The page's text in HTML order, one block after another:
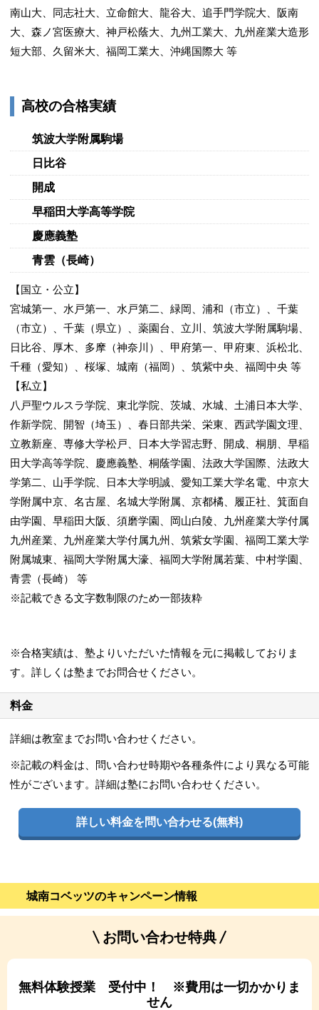
南山大、同志社大、立命館大、龍谷大、追手門学院大、阪南
大、森ノ宮医療大、神戸松蔭大、九州工業大、九州産業大造形
短大部、久留米大、福岡工業大、沖縄国際大 等
高校の合格実績
筑波大学附属駒場
日比谷
開成
早稲田大学高等学院
慶應義塾
青雲（長崎）
【国立・公立】
宮城第一、水戸第一、水戸第二、緑岡、浦和（市立）、千葉
（市立）、千葉（県立）、薬園台、立川、筑波大学附属駒場、
日比谷、厚木、多摩（神奈川）、甲府第一、甲府東、浜松北、
千種（愛知）、桜塚、城南（福岡）、筑紫中央、福岡中央 等
【私立】
八戸聖ウルスラ学院、東北学院、茨城、水城、土浦日本大学、
作新学院、開智（埼玉）、春日部共栄、栄東、西武学園文理、
立教新座、専修大学松戸、日本大学習志野、開成、桐朋、早稲
田大学高等学院、慶應義塾、桐蔭学園、法政大学国際、法政大
学第二、山手学院、日本大学明誠、愛知工業大学名電、中京大
学附属中京、名古屋、名城大学附属、京都橘、履正社、箕面自
由学園、早稲田大阪、須磨学園、岡山白陵、九州産業大学付属
九州産業、九州産業大学付属九州、筑紫女学園、福岡工業大学
附属城東、福岡大学附属大濠、福岡大学附属若葉、中村学園、
青雲（長崎） 等
※記載できる文字数制限のため一部抜粋
※合格実績は、塾よりいただいた情報を元に掲載しておりま
す。詳しくは塾までお問合せください。
料金
詳細は教室までお問い合わせください。
※記載の料金は、問い合わせ時期や各種条件により異なる可能
性がございます。詳細は塾にお問い合わせください。
詳しい料金を問い合わせる(無料)
城南コベッツのキャンペーン情報
お問い合わせ特典
無料体験授業 受付中！ ※費用は一切かかりま
せん